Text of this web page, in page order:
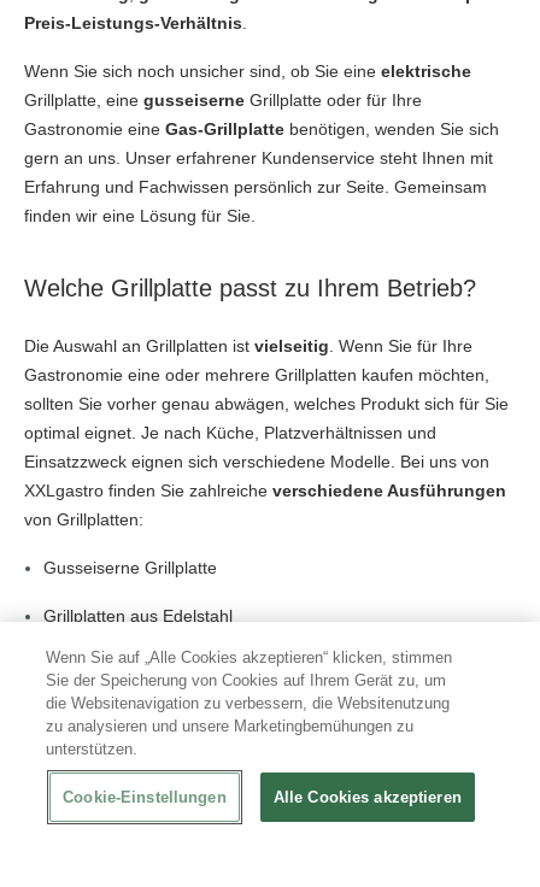
Preis-Leistungs-Verhältnis
Wenn Sie sich noch unsicher sind, ob Sie eine elektrische
Grillplatte, eine gusseiserne Grillplatte oder für Ihre
Gastronomie eine Gas-Grillplatte benötigen, wenden Sie sich
gern an uns. Unser erfahrener Kundenservice steht Ihnen mit
Erfahrung und Fachwissen persönlich zur Seite. Gemeinsam
finden wir eine Lösung für Sie.
Welche Grillplatte passt zu Ihrem Betrieb?
Die Auswahl an Grillplatten ist vielseitig . Wenn Sie für Ihre
Gastronomie eine oder mehrere Grillplatten kaufen möchten,
sollten Sie vorher genau abwägen, welches Produkt sich für Sie
optimal eignet. Je nach Küche, Platzverhältnissen und
Einsatzzweck eignen sich verschiedene Modelle. Bei uns von
XXLgastro finden Sie zahlreiche verschiedene Ausführungen
von Grillplatten:
Gusseiserne Grillplatte
Grillplatten aus Edelstahl
Gasgrill mit Grillplatte oder Grillplatte mit Gas
Elektro-Grillplatte für die Gastroanwendung
Jede der Grillplatten eignet sich für ein spezielles
Anwendungsgebiet und bietet verschiedenen Vorteile.
Wenn Sie auf „Alle Cookies akzeptieren“ klicken, stimmen
Sie der Speicherung von Cookies auf Ihrem Gerät zu, um
die Websitenavigation zu verbessern, die Websitenutzung
zu analysieren und unsere Marketingbemühungen zu
unterstützen.
Cookie-Einstellungen Alle Cookies akzeptieren